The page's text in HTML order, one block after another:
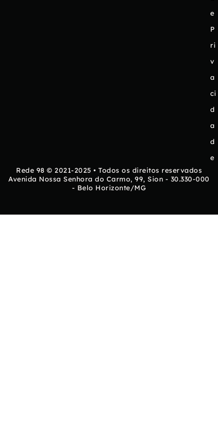
e
P
ri
v
a
ci
d
a
d
e
Rede 98 © 2021-2025 • Todos os direitos reservados
Avenida Nossa Senhora do Carmo, 99, Sion - 30.330-000
- Belo Horizonte/MG